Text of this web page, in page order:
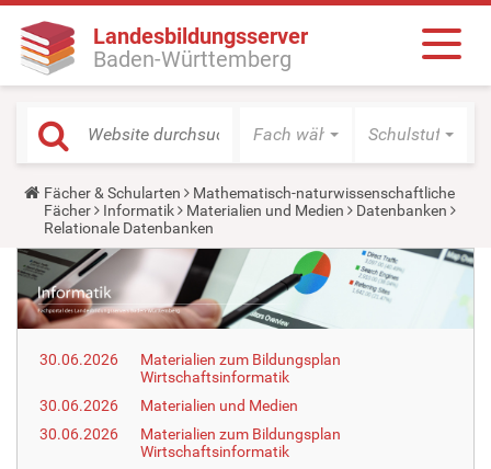
Landesbildungsserver
Baden-Württemberg
Fach wählen Schulstufe
Y
o
u
a
r
e
h
e
r
:
Fächer & Schularten
Mathematisch-naturwissenschaftliche
Fächer
Informatik Materialien und Medien
Datenbanken
Relationale Datenbanken
30.06.2026
Materialien zum Bildungsplan
Wirtschaftsinformatik
30.06.2026
Materialien und Medien
30.06.2026
Materialien zum Bildungsplan
Wirtschaftsinformatik